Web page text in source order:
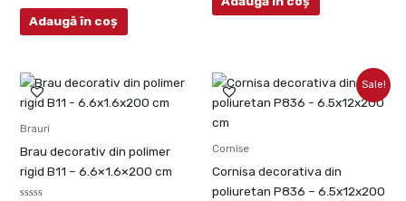
0
dinAdaugă în coș
Brauri
Brau decorativ din polimer
rigid B11 – 6.6×1.6×200 cm
Sale!
Cornise
Cornisa decorativa din
poliuretan P836 – 6.5x12x200
Prețul
a
Prețul
curent
este: